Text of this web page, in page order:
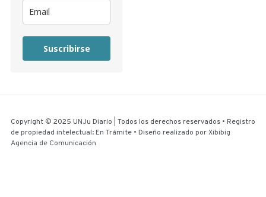
Suscribirse
Copyright © 2025 UNJu Diario | Todos los derechos reservados • Registro
de propiedad intelectual: En Trámite • Diseño realizado porXibibig
Agencia de Comunicación